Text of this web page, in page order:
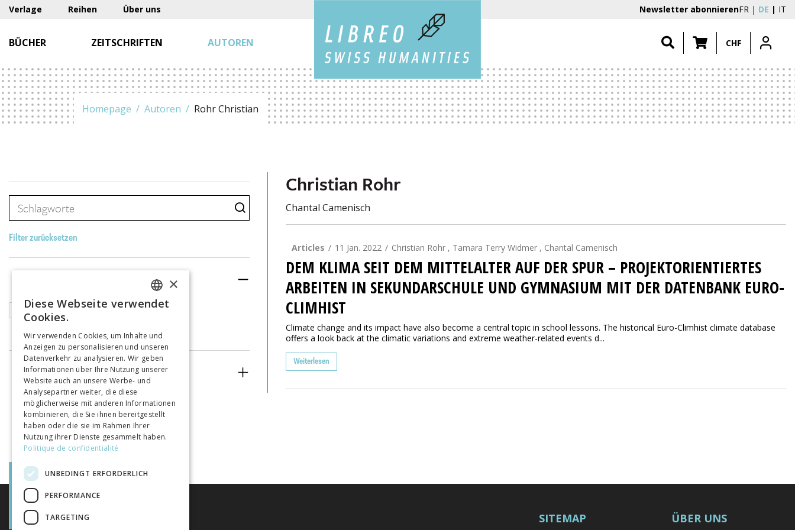
Verlage Reihen Über uns Newsletter abonnierenFR DE IT
BÜCHER ZEITSCHRIFTEN AUTOREN CHF
Homepage Autoren Rohr Christian
Filter zurücksetzen
Articles
ERSCHEINUNGSJAHR
Christian Rohr
Chantal Camenisch
Articles 11 Jan. 2022 Christian Rohr , Tamara Terry Widmer , Chantal Camenisch
DEM KLIMA SEIT DEM MITTELALTER AUF DER SPUR – PROJEKTORIENTIERTES
ARBEITEN IN SEKUNDARSCHULE UND GYMNASIUM MIT DER DATENBANK EURO-
CLIMHIST
Climate change and its impact have also become a central topic in school lessons. The historical Euro-Climhist climate database
offers a look back at the climatic variations and extreme weather-related events d...
Weiterlesen
SITEMAP ÜBER UNS
FRENCH
ITALIAN
×
Diese Webseite verwendet
Cookies.
Wir verwenden Cookies, um Inhalte und
Anzeigen zu personalisieren und unseren
Datenverkehr zu analysieren. Wir geben
Informationen über Ihre Nutzung unserer
Website auch an unsere Werbe- und
Analysepartner weiter, die diese
möglicherweise mit anderen Informationen
kombinieren, die Sie ihnen bereitgestellt
haben oder die sie im Rahmen Ihrer
Nutzung ihrer Dienste gesammelt haben.
Politique de confidentialité
UNBEDINGT ERFORDERLICH
PERFORMANCE
TARGETING